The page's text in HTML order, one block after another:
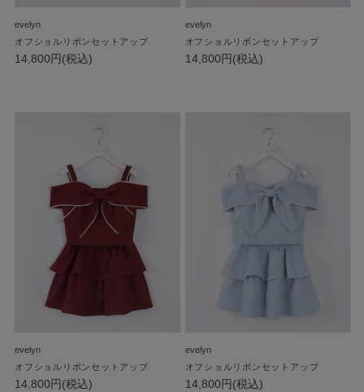
evelyn
オフショルリボンセットアップ
14,800円(税込)
evelyn
オフショルリボンセットアップ
14,800円(税込)
evelyn
オフショルリボンセットアップ
14,800円(税込)
evelyn
オフショルリボンセットアップ
14,800円(税込)